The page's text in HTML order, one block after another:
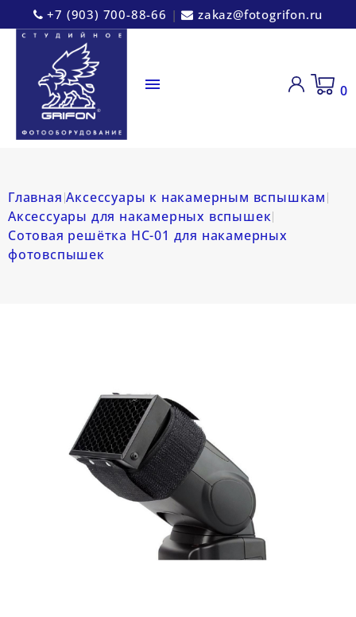
+7 (903) 700-88-66 | zakaz@fotogrifon.ru
 0
Главная Аксессуары к накамерным вспышкам
Аксессуары для накамерных вспышек
Сотовая решётка HC-01 для накамерных
фотовспышек